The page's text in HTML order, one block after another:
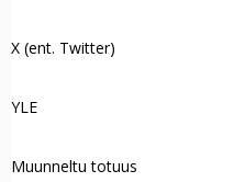
X (ent. Twitter)
YLE
Muunneltu totuus